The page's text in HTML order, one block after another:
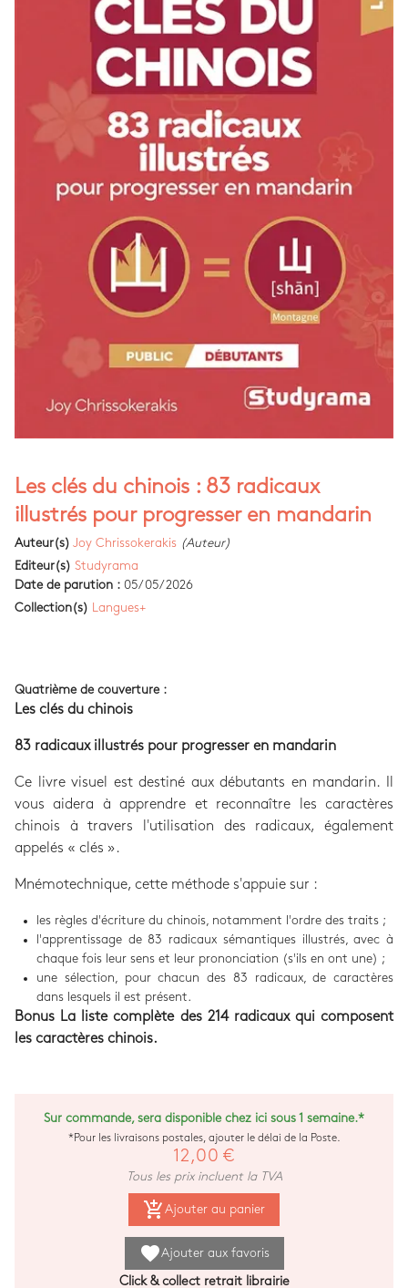
Les clés du chinois : 83 radicaux
illustrés pour progresser en mandarin
Auteur(s) Joy Chrissokerakis (Auteur)
Editeur(s) Studyrama
Date de parution : 05/05/2026
Collection(s)
Langues+
Quatrième de couverture :
Les clés du chinois
83 radicaux illustrés pour progresser en mandarin
Ce livre visuel est destiné aux débutants en mandarin. Il
vous aidera à apprendre et reconnaître les caractères
chinois à travers l'utilisation des radicaux, également
appelés « clés ».
Mnémotechnique, cette méthode s'appuie sur :
les règles d'écriture du chinois, notamment l'ordre des traits ;
l'apprentissage de 83 radicaux sémantiques illustrés, avec à
chaque fois leur sens et leur prononciation (s'ils en ont une) ;
une sélection, pour chacun des 83 radicaux, de caractères
dans lesquels il est présent.
Bonus La liste complète des 214 radicaux qui composent
les caractères chinois.
Sur commande, sera disponible chez ici sous 1 semaine.*
*Pour les livraisons postales, ajouter le délai de la Poste.
12,00 €
Tous les prix incluent la TVA
add_shopping_cart Ajouter au panier
favoriteAjouter aux favoris
Click & collect retrait librairie